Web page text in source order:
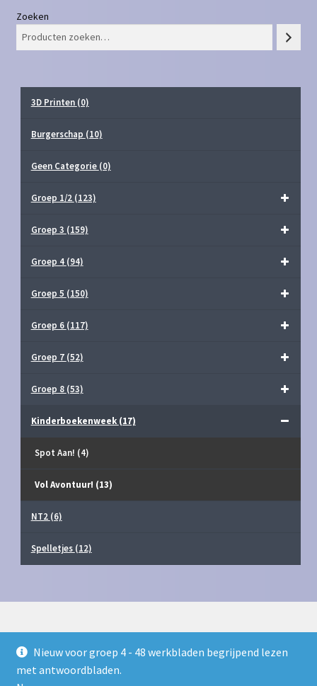
Nieuw voor groep 4 - 48 werkbladen begrijpend lezen
met antwoordbladen.
Zoeken
3D Printen (0)
Burgerschap (10)
Geen Categorie (0)
Groep 1/2 (123)
Groep 3 (159)
Groep 4 (94)
Groep 5 (150)
Groep 6 (117)
Groep 7 (52)
Groep 8 (53)
Kinderboekenweek (17)
Spot Aan! (4)
Vol Avontuur! (13)
NT2 (6)
Spelletjes (12)
© Juf Milou Webshop 2026
Privacy Policy
Gebouwd met WooCommerce